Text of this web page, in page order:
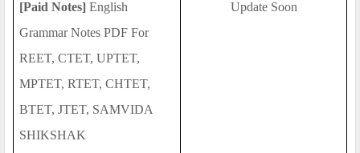
[Paid Notes] English
Grammar Notes PDF For
REET, CTET, UPTET,
MPTET, RTET, CHTET,
BTET, JTET, SAMVIDA
SHIKSHAK
Update Soon